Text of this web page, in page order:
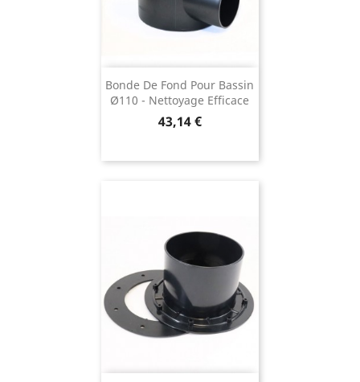
Bonde De Fond Pour Bassin
Ø110 - Nettoyage Efficace
Prix
43,14 €